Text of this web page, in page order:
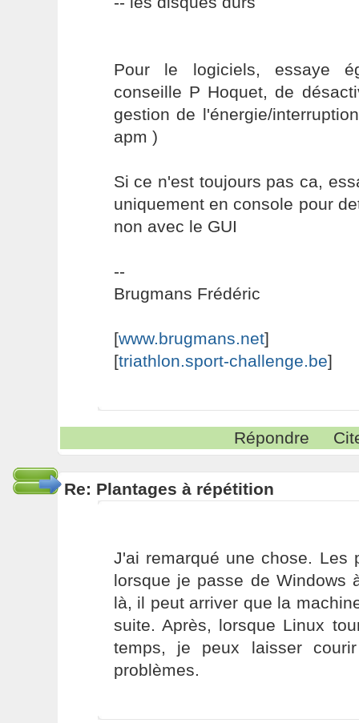
Pour le logiciels, essaye
conseille P Hoquet, de
gestion de l'énergie/
apm )
Si ce n'est toujours pas ca,
uniquement en console pour
non avec le GUI
--
Brugmans Frédéric
[www.brugmans.net]
[triathlon.sport-challenge.be]
Répondre
Re: Plantages à répétition
J'ai remarqué une chose. Les
lorsque je passe de Windows
là, il peut arriver que la
suite. Après, lorsque Linux
temps, je peux laisser
problèmes.